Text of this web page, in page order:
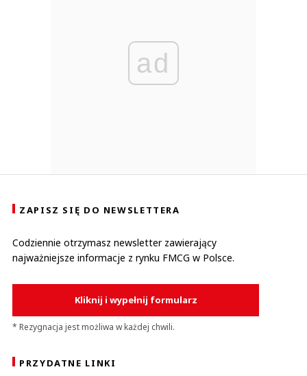
ad
ZAPISZ SIĘ DO NEWSLETTERA
Codziennie otrzymasz newsletter zawierający
najważniejsze informacje z rynku FMCG w Polsce.
Kliknij i wypełnij formularz
* Rezygnacja jest możliwa w każdej chwili.
PRZYDATNE LINKI